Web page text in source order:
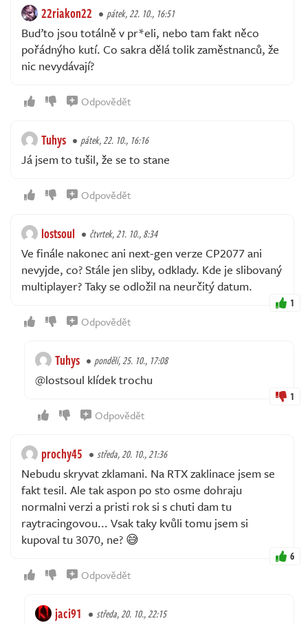
22riakon22 pátek, 22. 10., 16:51
Buďto jsou totálně v pr*eli, nebo tam fakt něco
pořádnýho kutí. Co sakra dělá tolik zaměstnanců, že
nic nevydávají?
Odpovědět
Tuhys pátek, 22. 10., 16:16
Já jsem to tušil, že se to stane
Odpovědět
lostsoul čtvrtek, 21. 10., 8:34
Ve finále nakonec ani next-gen verze CP2077 ani
nevyjde, co? Stále jen sliby, odklady. Kde je slibovaný
multiplayer? Taky se odložil na neurčitý datum.
1
Odpovědět
Tuhys pondělí, 25. 10., 17:08
@lostsoul klídek trochu
1
Odpovědět
prochy45 středa, 20. 10., 21:36
Nebudu skryvat zklamani. Na RTX zaklinace jsem se
fakt tesil. Ale tak aspon po sto osme dohraju
normalni verzi a pristi rok si s chuti dam tu
raytracingovou... Vsak taky kvůli tomu jsem si
kupoval tu 3070, ne? 😅
6
Odpovědět
jaci91 středa, 20. 10., 22:15